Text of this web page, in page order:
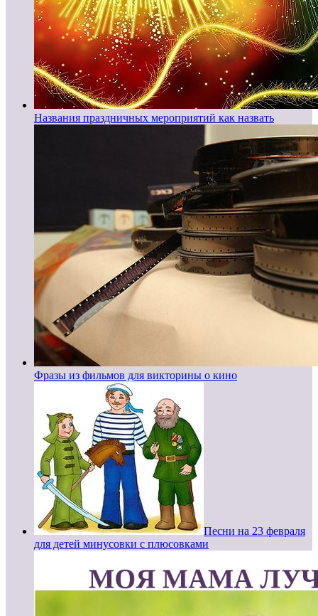
Названия праздничных мероприятий как назвать
Фразы из фильмов для викторины о кино
Песни на 23 февраля
для детей минусовки с плюсовками